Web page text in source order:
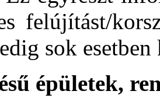
felújítást/
sok
épületek,